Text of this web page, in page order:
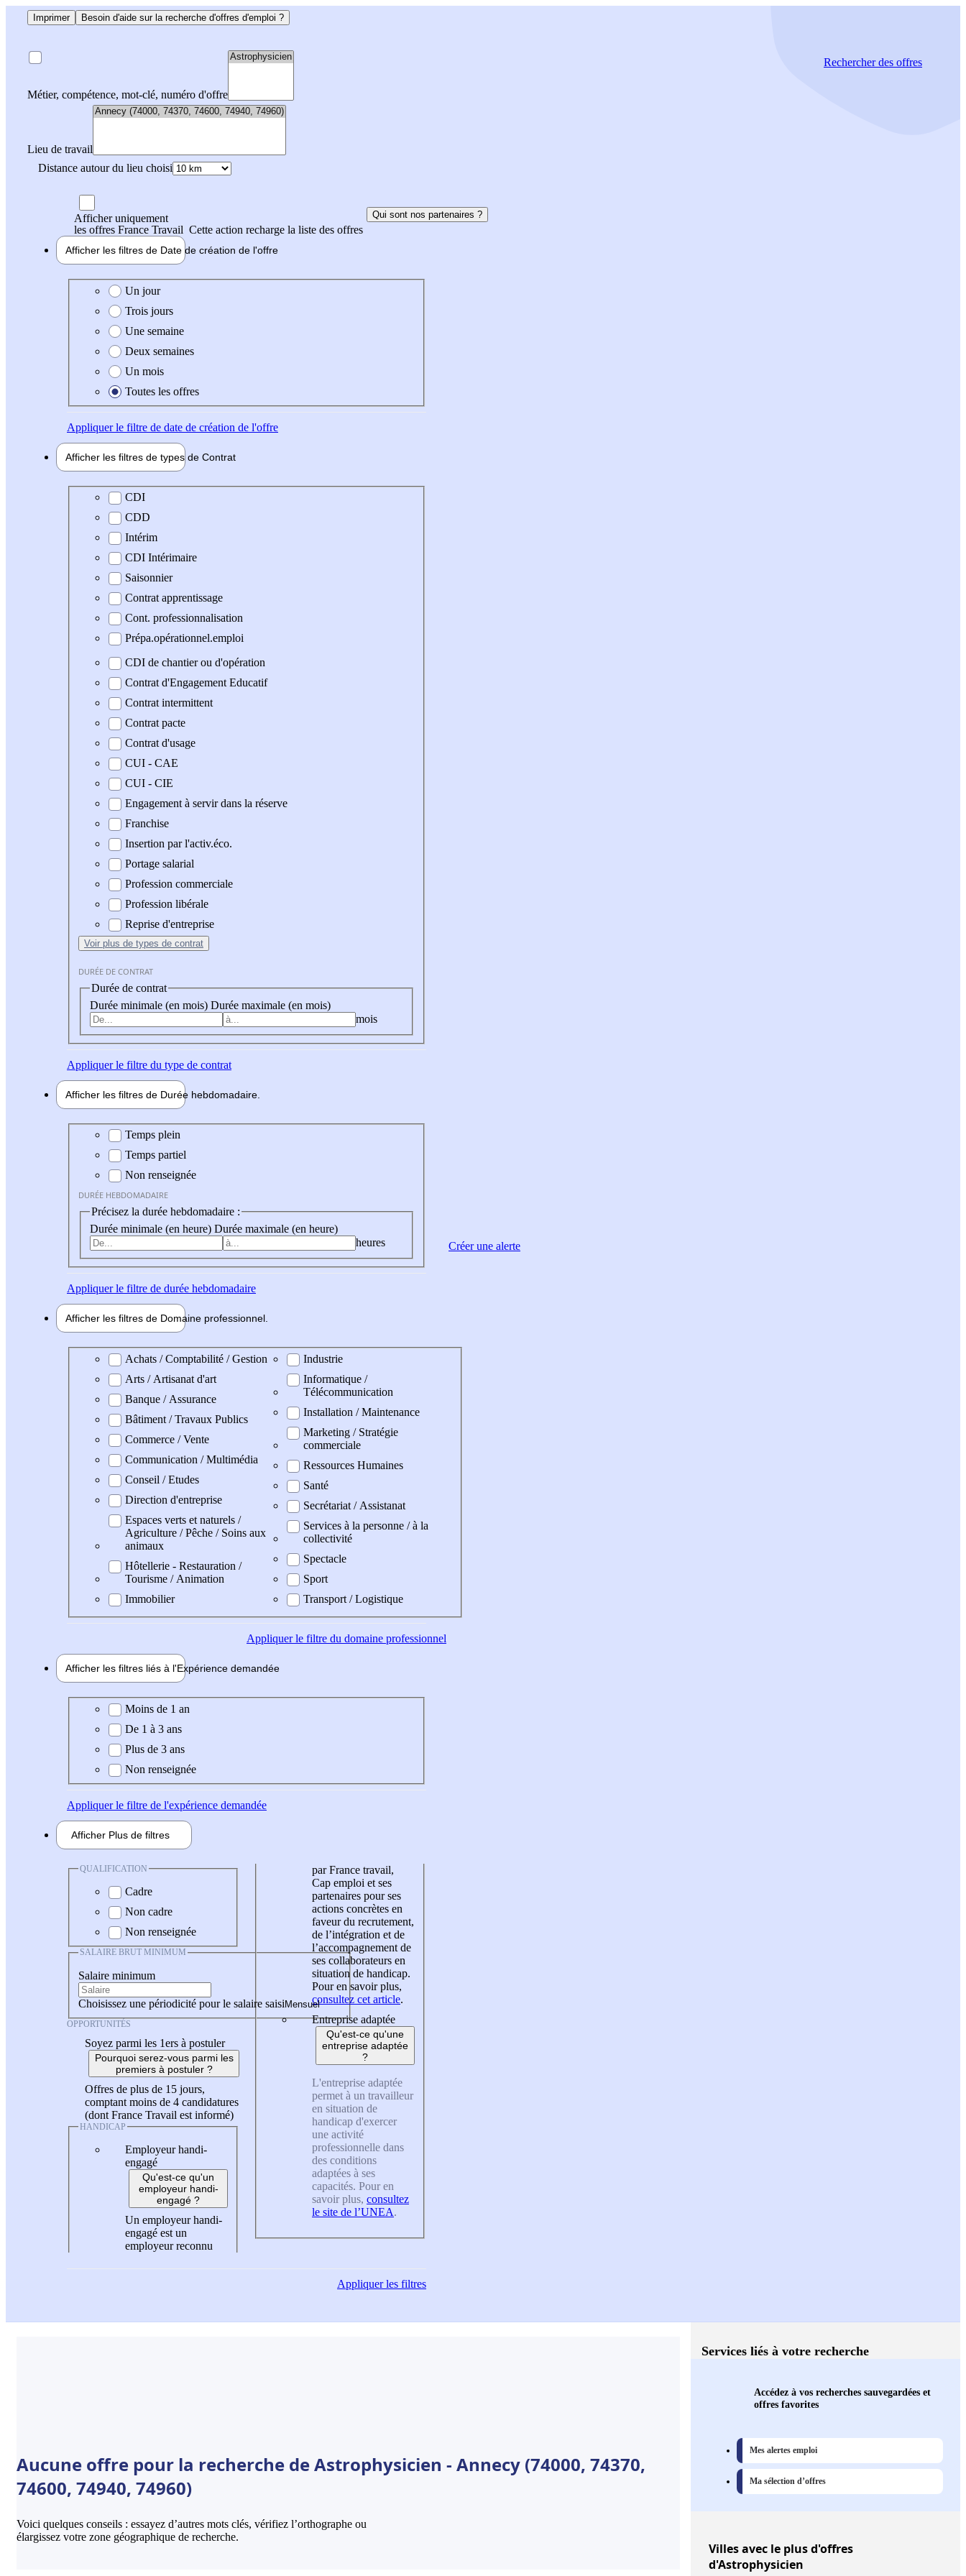
Imprimer Besoin d'aide sur la recherche d'offres d'emploi ?
Métier, compétence, mot-clé, numéro d'offre
Lieu de travail
Distance autour du lieu choisi
Rechercherdes offres
Afficher uniquement
les offres France Travail Cette action recharge la liste des offres
Qui sont nos partenaires ?
Afficher les filtres de Date de création de l'offre
Date de création de l'offre
Un jour
Trois jours
Une semaine
Deux semaines
Un mois
Toutes les offres
Appliquerle filtre de date de création de l'offre
Afficher les filtres de types de Contrat
Type de contrat
CDI
CDD
Intérim
CDI Intérimaire
Saisonnier
Contrat apprentissage
Cont. professionnalisation
Prépa.opérationnel.emploi
CDI de chantier ou d'opération
Contrat d'Engagement Educatif
Contrat intermittent
Contrat pacte
Contrat d'usage
CUI - CAE
CUI - CIE
Engagement à servir dans la réserve
Franchise
Insertion par l'activ.éco.
Portage salarial
Profession commerciale
Profession libérale
Reprise d'entreprise
Voir plus de types de contrat
DURÉE DE CONTRAT
Durée de contrat
Durée minimale (en mois) Durée maximale (en mois)
mois
Appliquerle filtre du type de contrat
Afficher les filtres de Durée hebdomadaire
Durée hebdomadaire
Temps plein
Temps partiel
Non renseignée
DURÉE HEBDOMADAIRE
Précisez la durée hebdomadaire :
Durée minimale (en heure) Durée maximale (en heure)
heures
Appliquerle filtre de durée hebdomadaire
Afficher les filtres de Domaine professionnel
Domaine professionel
Achats / Comptabilité / Gestion
Arts / Artisanat d'art
Banque / Assurance
Bâtiment / Travaux Publics
Commerce / Vente
Communication / Multimédia
Conseil / Etudes
Direction d'entreprise
Espaces verts et naturels /
Agriculture / Pêche / Soins aux
animaux
Hôtellerie - Restauration /
Tourisme / Animation
Immobilier
Industrie
Informatique /
Télécommunication
Installation / Maintenance
Marketing / Stratégie
commerciale
Ressources Humaines
Santé
Secrétariat / Assistanat
Services à la personne / à la
collectivité
Spectacle
Sport
Transport / Logistique
Appliquerle filtre du domaine professionnel
Afficher les filtres liés à l'Expérience demandée
Expérience demandée
Moins de 1 an
De 1 à 3 ans
Plus de 3 ans
Non renseignée
Appliquerle filtre de l'expérience demandée
Afficher Plus de filtres
QUALIFICATION
Cadre
Non cadre
Non renseignée
SALAIRE BRUT MINIMUM
Salaire minimum
Choisissez une périodicité pour le salaire saisi
OPPORTUNITÉS
Soyez parmi les 1ers à postuler
Pourquoi serez-vous parmi les
premiers à postuler ?
Offres de plus de 15 jours,
comptant moins de 4 candidatures
(dont France Travail est informé)
HANDICAP
Employeur handi-
engagé
Qu'est-ce qu'un
employeur handi-
engagé ?
Un employeur handi-
engagé est un
employeur reconnu
par France travail,
Cap emploi et ses
partenaires pour ses
actions concrètes en
faveur du recrutement,
de l’intégration et de
l’accompagnement de
ses collaborateurs en
situation de handicap.
Pour en savoir plus,
consultez cet article.
Entreprise adaptée
Qu'est-ce qu'une
entreprise adaptée
?
L'entreprise adaptée
permet à un travailleur
en situation de
handicap d'exercer
une activité
professionnelle dans
des conditions
adaptées à ses
capacités. Pour en
savoir plus, consultez
le site de l’UNEA.
Appliquerles filtres
Créer une alerte
Aucune offre pour la recherche de Astrophysicien - Annecy (74000, 74370,
74600, 74940, 74960)
Voici quelques conseils : essayez d’autres mots clés, vérifiez l’orthographe ou
élargissez votre zone géographique de recherche.
Services liés à votre recherche
Accédez à vos recherches sauvegardées et
offres favorites
Mes alertes emploi
Ma sélection d’offres
Villesavec le plus d'offres
d'Astrophysicien